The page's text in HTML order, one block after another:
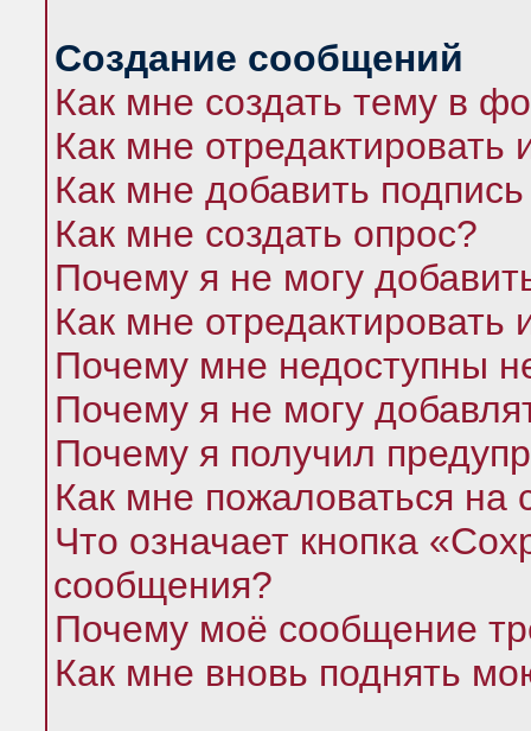
Создание сообщений
Как мне создать тему в
Как мне
Как мне добавить
Как мне создать опрос?
Почему я не могу
Как мне отредактировать
Почему мне недоступны
Почему я не могу
Почему я получил
Как мне пожаловаться
Что означает кнопка
сообщения?
Почему моё сообщение
Как мне вновь поднять